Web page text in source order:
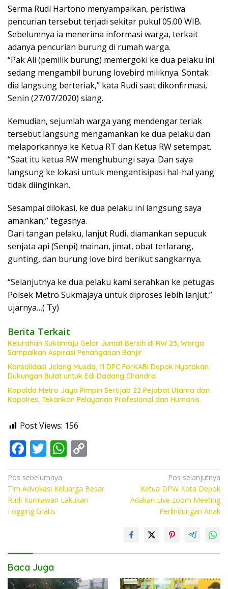
Serma Rudi Hartono menyampaikan, peristiwa
pencurian tersebut terjadi sekitar pukul 05.00 WIB.
Sebelumnya ia menerima informasi warga, terkait
adanya pencurian burung di rumah warga.
“Pak Ali (pemilik burung) memergoki ke dua pelaku ini
sedang mengambil burung lovebird miliknya. Sontak
dia langsung berteriak,” kata Rudi saat dikonfirmasi,
Senin (27/07/2020) siang.
Kemudian, sejumlah warga yang mendengar teriak
tersebut langsung mengamankan ke dua pelaku dan
melaporkannya ke Ketua RT dan Ketua RW setempat.
“Saat itu ketua RW menghubungi saya. Dan saya
langsung ke lokasi untuk mengantisipasi hal-hal yang
tidak diinginkan.
Sesampai dilokasi, ke dua pelaku ini langsung saya
amankan,” tegasnya.
Dari tangan pelaku, lanjut Rudi, diamankan sepucuk
senjata api (Senpi) mainan, jimat, obat terlarang,
gunting, dan burung love bird berikut sangkarnya.
“Selanjutnya ke dua pelaku kami serahkan ke petugas
Polsek Metro Sukmajaya untuk diproses lebih lanjut,”
ujarnya…( Ty)
Berita Terkait
Kelurahan Sukamaju Gelar Jumat Bersih di RW 23, Warga
Sampaikan Aspirasi Penanganan Banjir
Konsolidasi Jelang Musda, 11 DPC ForKABI Depok Nyatakan
Dukungan Bulat untuk Edi Dadang Chandra
Kapolda Metro Jaya Pimpin Sertijab 22 Pejabat Utama dan
Kapolres, Tekankan Pelayanan Profesional dan Humanis.
Post Views: 156
F
ac
e
b
o
T
w
itt
er
W
h
s
o
p
y
Navigasi
pos
Pos sebelumnya
Tim Advokasi Keluarga Besar
Rudi Kurniawan Lakukan
Fogging Gratis
Pos selanjutnya
Ketua DPW Kota Depok
Adakan Live zoom Meeting
Perlindungan Anak
Baca Juga